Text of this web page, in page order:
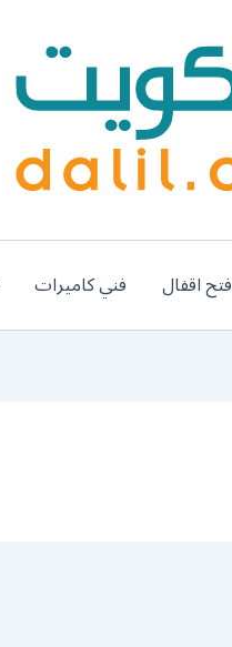
فتح اقفال فني كاميرات